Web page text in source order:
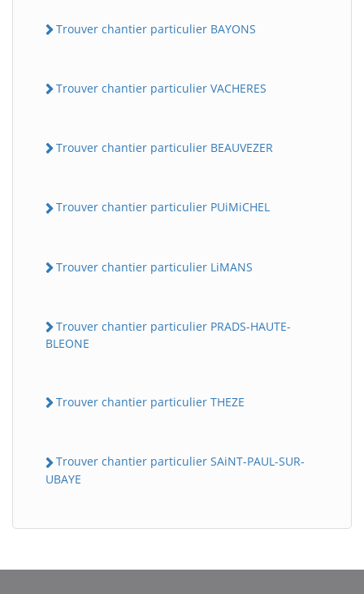
Trouver chantier particulier BAYONS
Trouver chantier particulier VACHERES
Trouver chantier particulier BEAUVEZER
Trouver chantier particulier PUiMiCHEL
Trouver chantier particulier LiMANS
Trouver chantier particulier PRADS-HAUTE-
BLEONE
Trouver chantier particulier THEZE
Trouver chantier particulier SAiNT-PAUL-SUR-
UBAYE
BatiWebPro